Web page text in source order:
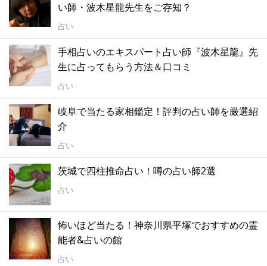
い師・波木星龍先生をご存知？
占い
手相占いのエキスパート占い師『波木星龍』先
生に占ってもらう方法＆口コミ
占い
岐阜で当たる家相鑑定！評判の占い師を厳選紹
介
占い
茨城で四柱推命占い！噂の占い師2選
占い
怖いほど当たる！神奈川県平塚でおすすめの霊
能者&占いの館
占い